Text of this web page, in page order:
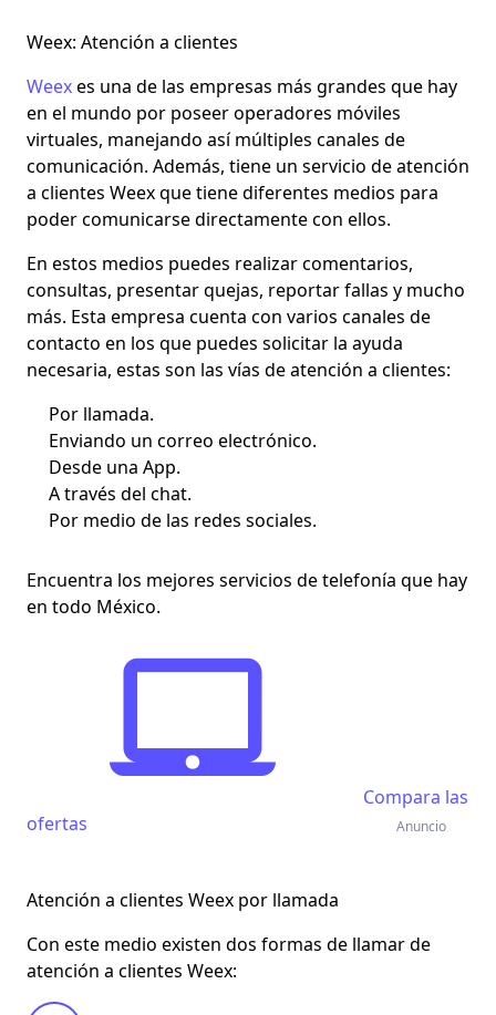
Weex: Atención a clientes
Weexes una de las empresas más grandes que hay
en el mundo por poseer operadores móviles
virtuales, manejando así múltiples canales de
comunicación. Además, tiene un servicio deatención
a clientes Weexque tiene diferentes medios para
poder comunicarse directamente con ellos.
En estos medios puedes realizar comentarios,
consultas, presentar quejas, reportar fallas y mucho
más. Esta empresa cuenta con varios canales de
contacto en los que puedes solicitar la ayuda
necesaria, estas son las vías de atención a clientes:
Por llamada.
Enviando un correo electrónico.
Desde una App.
A través del chat.
Por medio de las redes sociales.
Encuentra los mejores servicios de telefonía que hay
en todo México.
Compara las
ofertas
Anuncio
Atención a clientes Weex por llamada
Con este medio existen dos formas de llamar de
atención a clientes Weex: